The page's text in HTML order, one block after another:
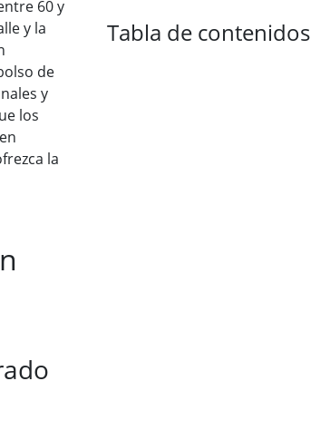
60 y
y la
de
y
los
la
Tabla de contenidos